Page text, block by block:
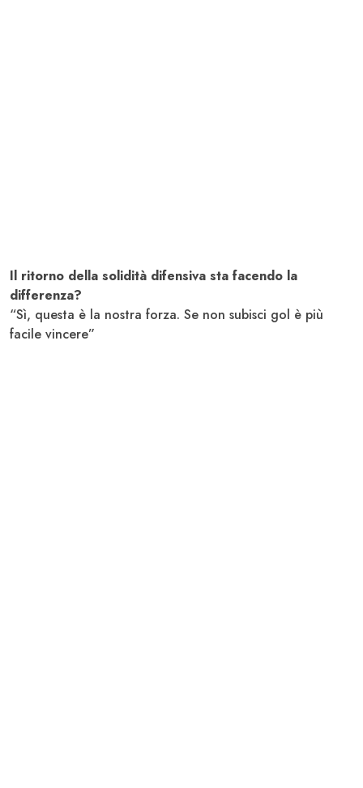
Il ritorno della solidità difensiva sta facendo la
differenza?
“Sì, questa è la nostra forza. Se non subisci gol è più
facile vincere”